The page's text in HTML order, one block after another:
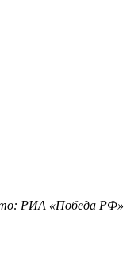
РИА «Победа РФ»